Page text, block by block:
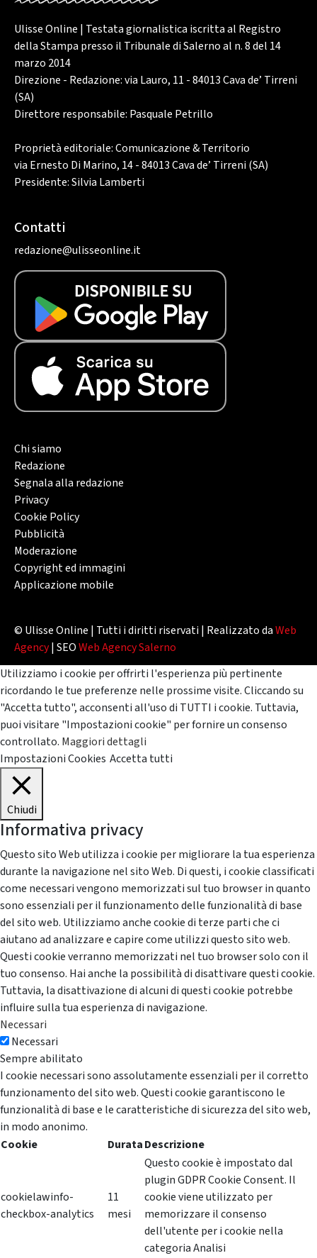
Ulisse Online | Testata giornalistica iscritta al Registro
della Stampa presso il Tribunale di Salerno al n. 8 del 14
marzo 2014
Direzione - Redazione: via Lauro, 11 - 84013 Cava de’ Tirreni
(SA)
Direttore responsabile: Pasquale Petrillo
Proprietà editoriale: Comunicazione & Territorio
via Ernesto Di Marino, 14 - 84013 Cava de’ Tirreni (SA)
Presidente: Silvia Lamberti
Contatti
redazione@ulisseonline.it
Chi siamo
Redazione
Segnala alla redazione
Privacy
Cookie Policy
Pubblicità
Moderazione
Copyright ed immagini
Applicazione mobile
© Ulisse Online | Tutti i diritti riservati | Realizzato daWeb
Agency| SEOWeb Agency Salerno
Utilizziamo i cookie per offrirti l'esperienza più pertinente
ricordando le tue preferenze nelle prossime visite. Cliccando su
"Accetta tutto", acconsenti all'uso di TUTTI i cookie. Tuttavia,
puoi visitare "Impostazioni cookie" per fornire un consenso
controllato. Maggiori dettagli
Impostazioni Cookies Accetta tutti
Chiudi
Informativa privacy
Questo sito Web utilizza i cookie per migliorare la tua esperienza
durante la navigazione nel sito Web. Di questi, i cookie classificati
come necessari vengono memorizzati sul tuo browser in quanto
sono essenziali per il funzionamento delle funzionalità di base
del sito web. Utilizziamo anche cookie di terze parti che ci
aiutano ad analizzare e capire come utilizzi questo sito web.
Questi cookie verranno memorizzati nel tuo browser solo con il
tuo consenso. Hai anche la possibilità di disattivare questi cookie.
Tuttavia, la disattivazione di alcuni di questi cookie potrebbe
influire sulla tua esperienza di navigazione.
Necessari
Necessari
Sempre abilitato
I cookie necessari sono assolutamente essenziali per il corretto
funzionamento del sito web. Questi cookie garantiscono le
funzionalità di base e le caratteristiche di sicurezza del sito web,
in modo anonimo.
Cookie
DurataDescrizione
cookielawinfo-
checkbox-analytics
11
mesi
Questo cookie è impostato dal
plugin GDPR Cookie Consent. Il
cookie viene utilizzato per
memorizzare il consenso
dell'utente per i cookie nella
categoria Analisi